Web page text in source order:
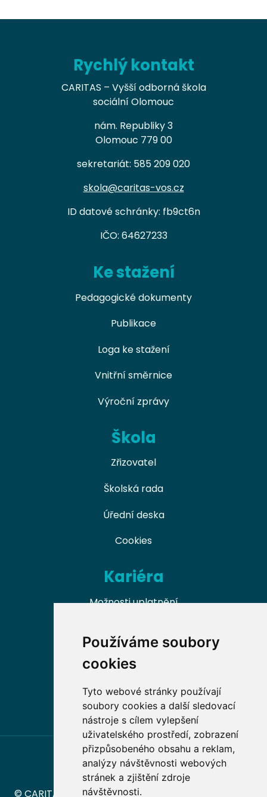
Používáme soubory
cookies
Tyto webové stránky používají
soubory cookies a další sledovací
nástroje s cílem vylepšení
uživatelského prostředí, zobrazení
přizpůsobeného obsahu a reklam,
analýzy návštěvnosti webových
stránek a zjištění zdroje
návštěvnosti.
Rychlý kontakt
CARITAS – Vyšší odborná škola
sociální Olomouc
nám. Republiky 3
Olomouc 779 00
sekretariát: 585 209 020
skola@caritas-vos.cz
ID datové schránky: fb9ct6n
IČO: 64627233
Ke stažení
Pedagogické dokumenty
Publikace
Loga ke stažení
Vnitřní směrnice
Výroční zprávy
Škola
Zřizovatel
Školská rada
Úřední deska
Cookies
Kariéra
Možnosti uplatnění
Nabídky práce v oboru
© CARITAS – Vyšší odborná škola sociální Olomouc